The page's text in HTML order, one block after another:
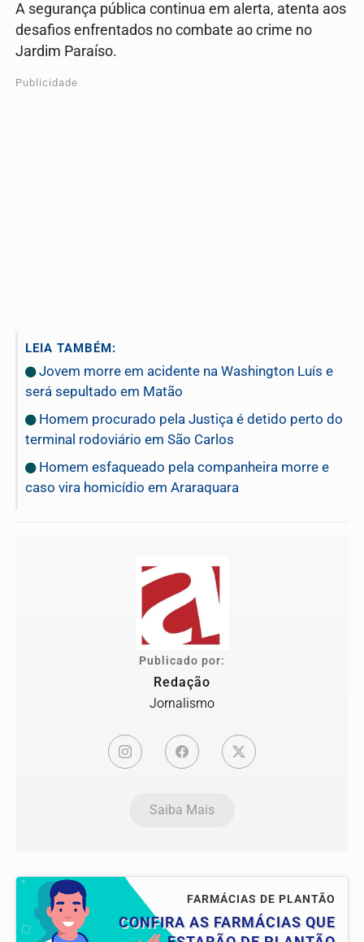
A segurança pública continua em alerta, atenta aos
desafios enfrentados no combate ao crime no
Jardim Paraíso.
Publicidade
LEIA TAMBÉM:
Jovem morre em acidente na Washington Luís e
será sepultado em Matão
Homem procurado pela Justiça é detido perto do
terminal rodoviário em São Carlos
Homem esfaqueado pela companheira morre e
caso vira homicídio em Araraquara
Publicado por:
Redação
Jornalismo
Saiba Mais
FARMÁCIAS DE PLANTÃO
CONFIRA AS FARMÁCIAS QUE